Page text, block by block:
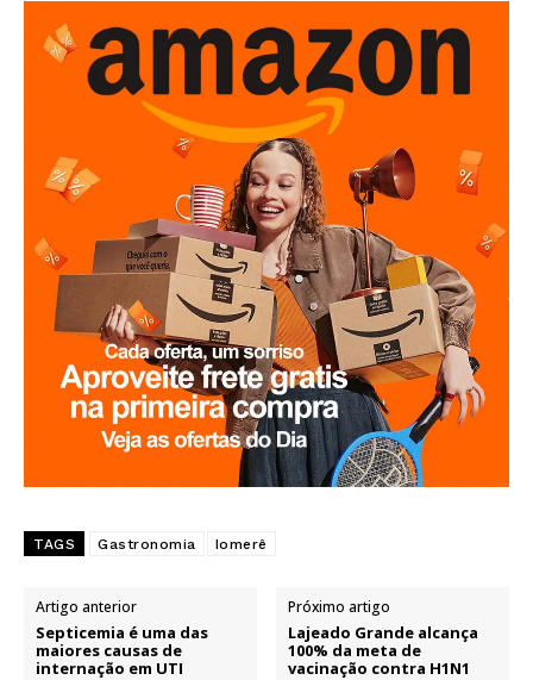
TAGS Gastronomia Iomerê
Artigo anterior
Septicemia é uma das
maiores causas de
internação em UTI
Próximo artigo
Lajeado Grande alcança
100% da meta de
vacinação contra H1N1